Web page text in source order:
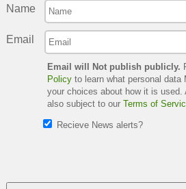
Name
Email
Email will Not publish publicly.
Policyto learn what personal data
your choices about how it is
also subject to our Terms of
Recieve News alerts?